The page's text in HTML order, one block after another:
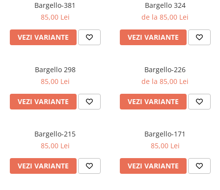
Aromatic-Verde
Bargello-381
85,00 Lei
VEZI VARIANTE
Bargello 324
de la 85,00 Lei
VEZI VARIANTE
Bargello 298
85,00 Lei
VEZI VARIANTE
Bargello-226
de la 85,00 Lei
VEZI VARIANTE
Bargello-215
85,00 Lei
VEZI VARIANTE
Bargello-171
85,00 Lei
VEZI VARIANTE